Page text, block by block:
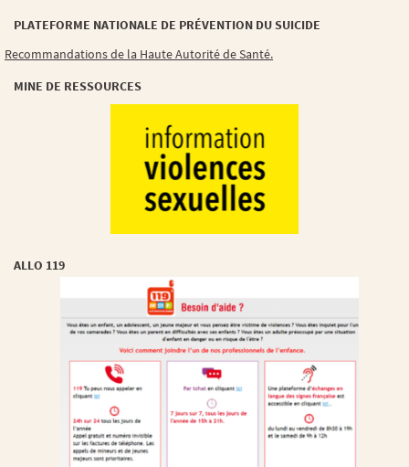
PLATEFORME NATIONALE DE PRÉVENTION DU SUICIDE
Recommandations de la Haute Autorité de Santé.
MINE DE RESSOURCES
ALLO 119